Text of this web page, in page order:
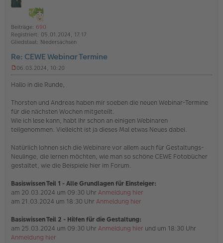
ff
n
e
Beiträge: 690
Registriert: 05.01.2024, 17:17
Gliedstaat: Niedersachsen
Re: CEWE Webinar Termine
g
l
e
s
e
n
r
B
e
r
a
g
06.03.2024, 10:20
Hallo in die Runde,
Thorsten und Andreas haben mir soeben die neuen Webinar-Termine
für die nächsten Wochen mitgeteilt.
Wie ich lese kann, habt Ihr schon an einigen Webinaren
teilgenommen. Vielleicht ist ja dieses Mal etwas Neues dabei.
Natürlich lohnen sich die Webinare vor allem auch für Gestaltungs-
Neulinge, die lernen möchten, wie man so schöne CEWE Fotobücher
gestaltet, wie die Beispiele hier im Forum.
Basiswissen Teil 1 - Alle Grundlagen für Einsteiger:
am 20.03.2024 um 09:30 Uhr Anmeldung hier
am 21.03.2024 um 18:30 Uhr Anmeldung hier
Basiswissen Teil 2 - Hilfen für die Gestaltung:
am 25.03.2024 um 09:30 Uhr Anmeldung hier und um 18:30 Uhr
Anmeldung hier